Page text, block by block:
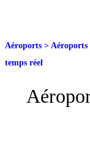
Aéroports > Aéroports
temps réel